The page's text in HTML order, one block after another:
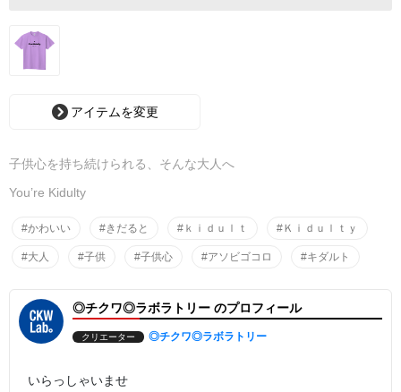
アイテムを変更
子供心を持ち続けられる、そんな大人へ
You’re Kidulty
#かわいい #きだると #ｋｉｄｕｌｔ #Ｋｉｄｕｌｔｙ
#大人 #子供 #子供心 #アソビゴコロ #キダルト
◎チクワ◎ラボラトリー のプロフィール
クリエーター ◎チクワ◎ラボラトリー
いらっしゃいませ